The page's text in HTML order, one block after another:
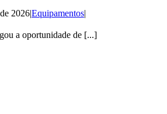
2026|Equipamentos|
a oportunidade de [...]